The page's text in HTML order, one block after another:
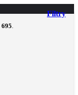
Filtry
695.